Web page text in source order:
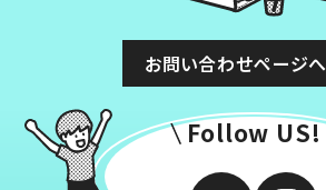
お問い合わせページへ
Follow US!